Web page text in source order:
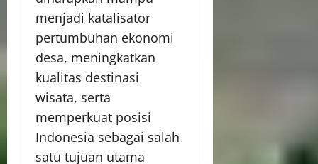
menjadi katalisator
pertumbuhan ekonomi
desa, meningkatkan
kualitas destinasi
wisata, serta
memperkuat posisi
Indonesia sebagai salah
satu tujuan utama